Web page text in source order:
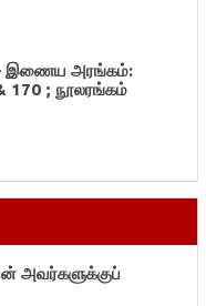
– இணைய அரங்கம்:
170 ; நூலரங்கம்
அவர்களுக்குப்